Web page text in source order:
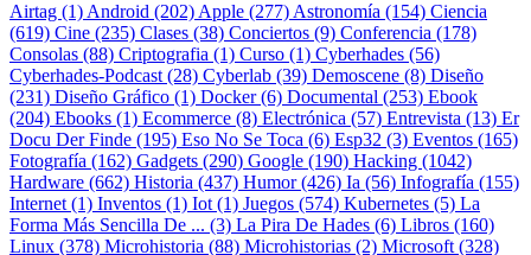
Airtag (1) Android (202) Apple (277) Astronomía (154) Ciencia
(619) Cine (235) Clases (38) Conciertos (9) Conferencia (178)
Consolas (88) Criptografia (1) Curso (1) Cyberhades (56)
Cyberhades-Podcast (28) Cyberlab (39) Demoscene (8) Diseño
(231) Diseño Gráfico (1) Docker (6) Documental (253) Ebook
(204) Ebooks (1) Ecommerce (8) Electrónica (57) Entrevista (13) Er
Docu Der Finde (195) Eso No Se Toca (6) Esp32 (3) Eventos (165)
Fotografía (162) Gadgets (290) Google (190) Hacking (1042)
Hardware (662) Historia (437) Humor (426) Ia (56) Infografía (155)
Internet (1) Inventos (1) Iot (1) Juegos (574) Kubernetes (5) La
Forma Más Sencilla De ... (3) La Pira De Hades (6) Libros (160)
Linux (378) Microhistoria (88) Microhistorias (2) Microsoft (328)